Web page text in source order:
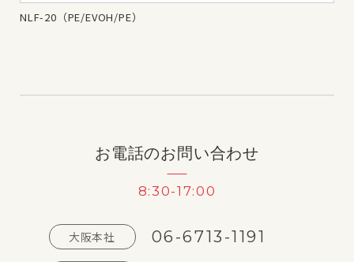
NLF-20（PE/EVOH/PE）
お電話のお問い合わせ
8:30-17:00
大阪本社 06-6713-1191